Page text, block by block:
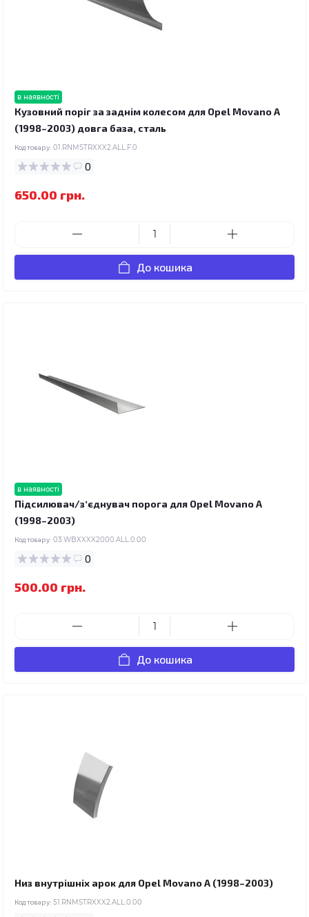
в наявності
Кузовний поріг за заднім колесом для Opel Movano A
(1998–2003) довга база, сталь
Код товару: 01.RNMSTRXXX2.ALL.F.0
0
650.00 грн.
До кошика
в наявності
Підсилювач/зʼєднувач порога для Opel Movano A
(1998–2003)
Код товару: 03.WBXXXX2000.ALL.0.00
0
500.00 грн.
До кошика
Низ внутрішніх арок для Opel Movano A (1998–2003)
Код товару: 51.RNMSTRXXX2.ALL.0.00